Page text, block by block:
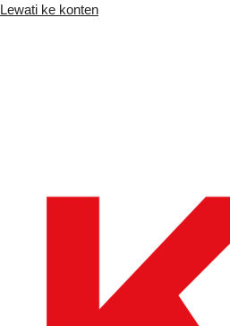
Lewati ke konten